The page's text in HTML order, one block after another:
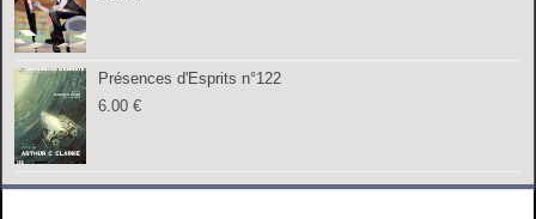
Présences d'Esprits n°122
6.00€